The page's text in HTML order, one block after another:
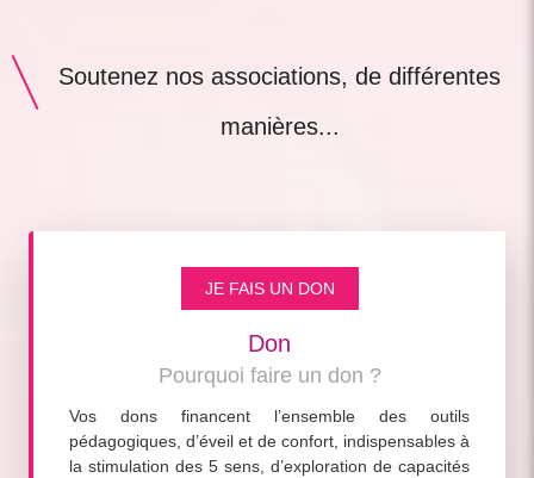
Soutenez nos associations, de différentes
manières...
JE FAIS UN DON
Don
Pourquoi faire un don ?
Vos dons financent l’ensemble des outils
pédagogiques, d’éveil et de confort, indispensables à
la stimulation des 5 sens, d’exploration de capacités